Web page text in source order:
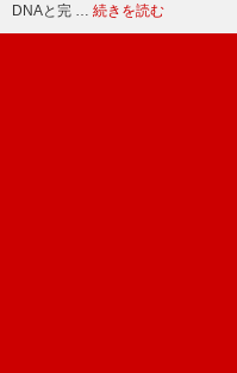
DNAと完 … 続きを読む